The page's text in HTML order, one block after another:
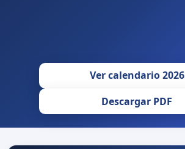
Ver calendario 2026
Descargar PDF